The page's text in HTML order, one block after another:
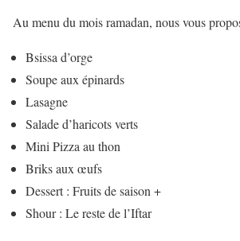
Au menu du mois ramadan, nous vous
Bsissa d’orge
Soupe aux épinards
Lasagne
Salade d’haricots verts
Mini Pizza au thon
Briks aux œufs
Dessert : Fruits de saison +
Shour : Le reste de l’Iftar